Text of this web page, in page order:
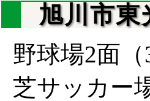
旭川市
野球場2面
芝サッカー